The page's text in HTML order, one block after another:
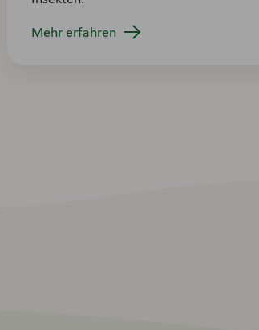
Mehr erfahren